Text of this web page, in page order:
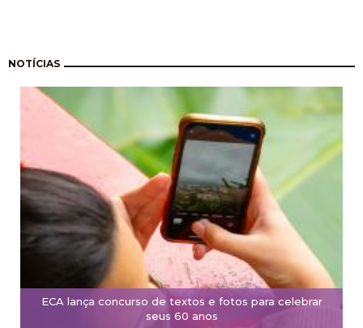
NOTÍCIAS
ECA lança concurso de textos e fotos para celebrar
seus 60 anos
Paginação